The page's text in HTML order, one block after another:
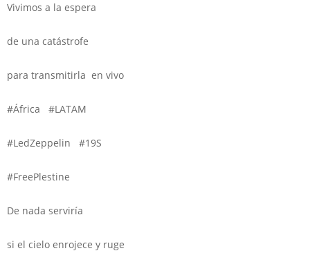
Vivimos a la espera
de una catástrofe
para transmitirla en vivo
#África #LATAM
#LedZeppelin #19S
#FreePlestine
De nada serviría
si el cielo enrojece y ruge